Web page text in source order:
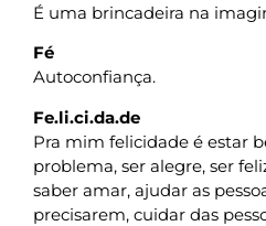
É uma brincadeira na
Fé
Autoconfiança.
Fe.li.ci.da.de
Pra mim felicidade é estar
problema, ser alegre, ser
saber amar, ajudar as
precisarem, cuidar das